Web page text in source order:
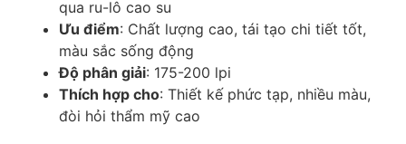
qua ru-lô cao su
Ưu điểm: Chất lượng cao, tái tạo chi tiết tốt,
màu sắc sống động
Độ phân giải: 175-200 lpi
Thích hợp cho: Thiết kế phức tạp, nhiều màu,
đòi hỏi thẩm mỹ cao